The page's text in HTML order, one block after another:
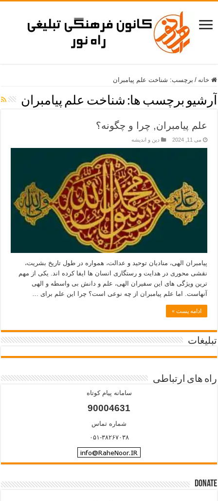
خانه / برچسب: شناخت علم پیامبران
آرشیو برچسب ها: شناخت علم پیامبران
علم پیامبران, چرا و چگونه؟
می 11, 2024 دین و اندیشه
پیامبران الهی، منادیان توحید و عدالت، همواره در طول تاریخ بشریت،
نقشی محوری در هدایت و رستگاری انسان ها ایفا کرده اند. یکی از مهم
ترین ویژگی های این سفیران الهی، علم و دانش بی واسطه و الهی
آنهاست. اما علم پیامبران از چه نوعی است؟ چرا این علم برای …
ادامه پست »
تبلیغات
راه های ارتباطی
سامانه پیام کوتاه
90004631
شماره تماس
۰۵۱-۳۸۲۶۷۰۳۸
Donate